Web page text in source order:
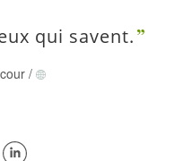
qui savent.
/